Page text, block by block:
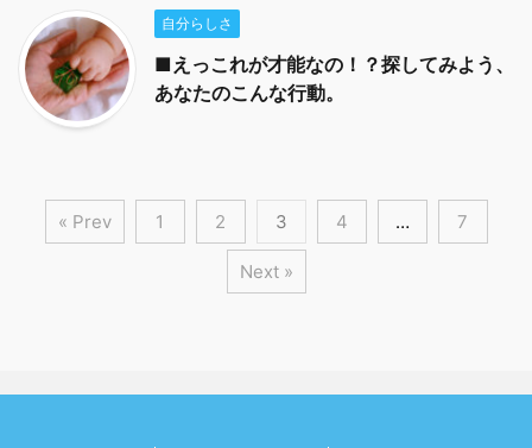
自分らしさ
■えっこれが才能なの！？探してみよう、
あなたのこんな行動。
« Prev 1 2 3 4 … 7
Next »